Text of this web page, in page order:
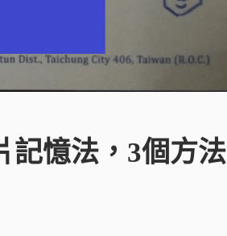
記憶法，3個方法